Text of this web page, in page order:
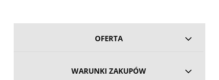
OFERTA
WARUNKI ZAKUPÓW